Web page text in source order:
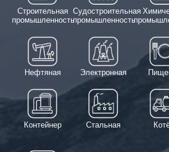
Строительная
промышленность
Судостроительная
промышленность
Нефтяная Электронная
Контейнер Стальная